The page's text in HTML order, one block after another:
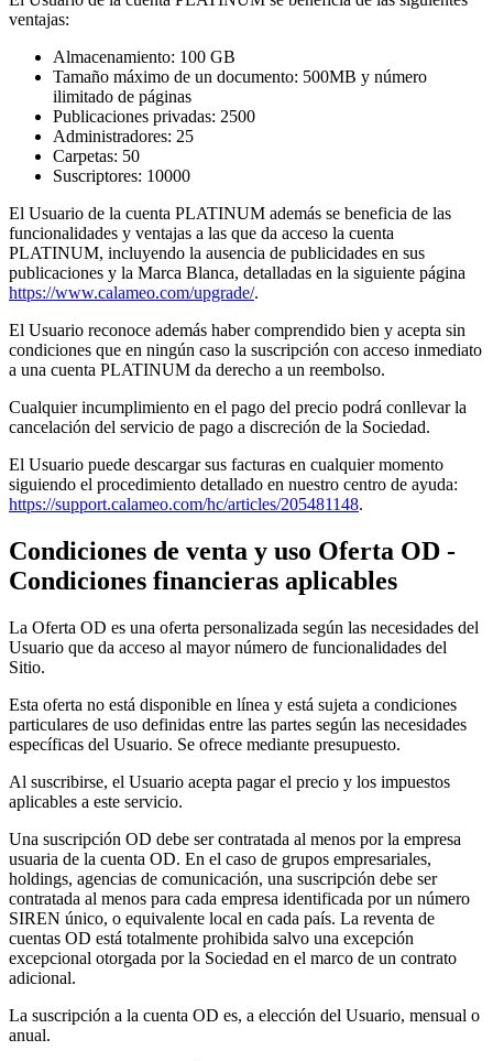
ventajas:
Almacenamiento: 100 GB
Tamaño máximo de un documento: 500MB y número
ilimitado de páginas
Publicaciones privadas: 2500
Administradores: 25
Carpetas: 50
Suscriptores: 10000
El Usuario de la cuenta PLATINUM además se beneficia de las
funcionalidades y ventajas a las que da acceso la cuenta
PLATINUM, incluyendo la ausencia de publicidades en sus
publicaciones y la Marca Blanca, detalladas en la siguiente página
https://www.calameo.com/upgrade/.
El Usuario reconoce además haber comprendido bien y acepta sin
condiciones que en ningún caso la suscripción con acceso inmediato
a una cuenta PLATINUM da derecho a un reembolso.
Cualquier incumplimiento en el pago del precio podrá conllevar la
cancelación del servicio de pago a discreción de la Sociedad.
El Usuario puede descargar sus facturas en cualquier momento
siguiendo el procedimiento detallado en nuestro centro de ayuda:
https://support.calameo.com/hc/articles/205481148.
Condiciones de venta y uso Oferta OD -
Condiciones financieras aplicables
La Oferta OD es una oferta personalizada según las necesidades del
Usuario que da acceso al mayor número de funcionalidades del
Sitio.
Esta oferta no está disponible en línea y está sujeta a condiciones
particulares de uso definidas entre las partes según las necesidades
específicas del Usuario. Se ofrece mediante presupuesto.
Al suscribirse, el Usuario acepta pagar el precio y los impuestos
aplicables a este servicio.
Una suscripción OD debe ser contratada al menos por la empresa
usuaria de la cuenta OD. En el caso de grupos empresariales,
holdings, agencias de comunicación, una suscripción debe ser
contratada al menos para cada empresa identificada por un número
SIREN único, o equivalente local en cada país. La reventa de
cuentas OD está totalmente prohibida salvo una excepción
excepcional otorgada por la Sociedad en el marco de un contrato
adicional.
La suscripción a la cuenta OD es, a elección del Usuario, mensual o
anual.